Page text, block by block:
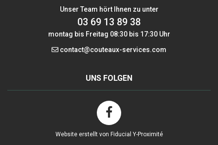
Unser Team hört Ihnen zu unter
03 69 13 89 38
montag bis Freitag 08:30 bis 17:30 Uhr
contact@couteaux-services.com
UNS FOLGEN
Website erstellt von Fiducial Y-Proximité